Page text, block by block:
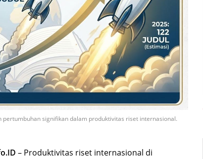
signifikan dalam produktivitas riset internasional.
– Produktivitas riset internasional di